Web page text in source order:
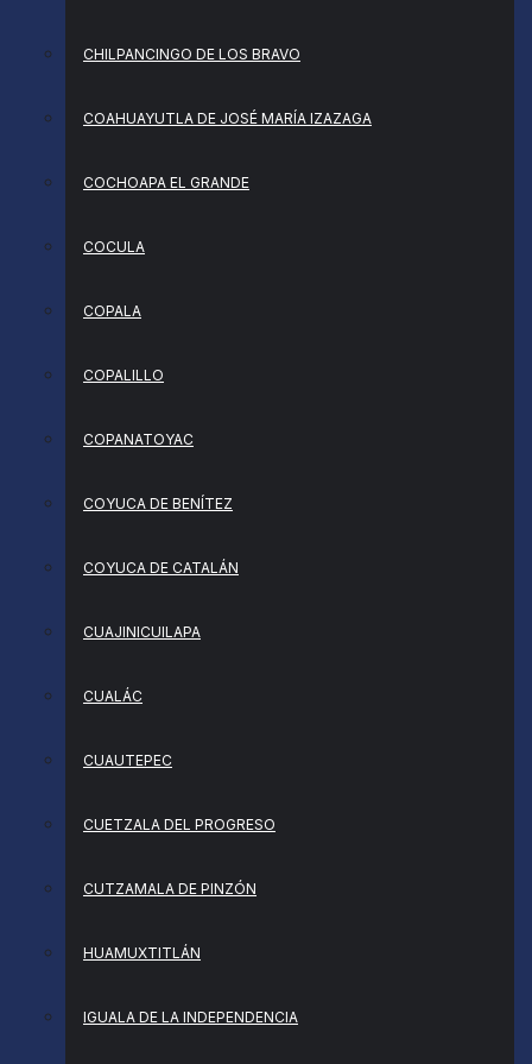
CHILPANCINGO DE LOS BRAVO
COAHUAYUTLA DE JOSÉ MARÍA IZAZAGA
COCHOAPA EL GRANDE
COCULA
COPALA
COPALILLO
COPANATOYAC
COYUCA DE BENÍTEZ
COYUCA DE CATALÁN
CUAJINICUILAPA
CUALÁC
CUAUTEPEC
CUETZALA DEL PROGRESO
CUTZAMALA DE PINZÓN
HUAMUXTITLÁN
IGUALA DE LA INDEPENDENCIA